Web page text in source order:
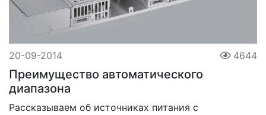
20-09-2014 4644
Преимущество автоматического
диапазона
Рассказываем об источниках питания с